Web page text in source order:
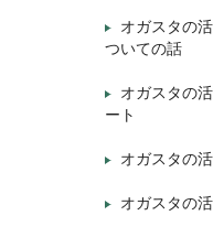
オガスタの
ついての話
オガスタの
ート
オガスタの
オガスタの